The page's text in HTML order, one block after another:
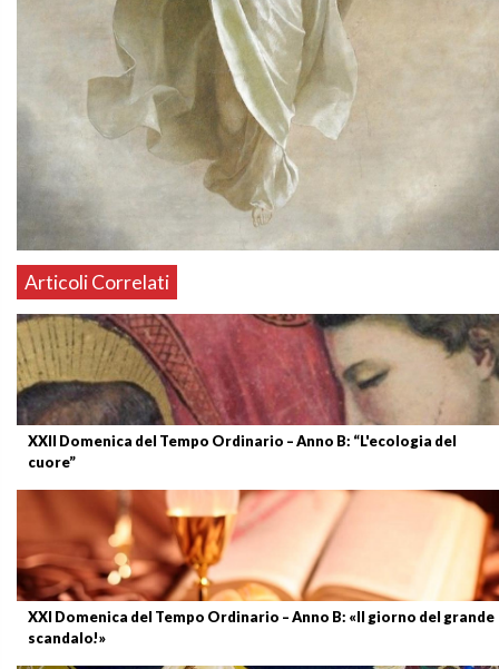
Articoli Correlati
XXII Domenica del Tempo Ordinario – Anno B: “L'ecologia del
cuore”
XXI Domenica del Tempo Ordinario – Anno B: «Il giorno del grande
scandalo!»